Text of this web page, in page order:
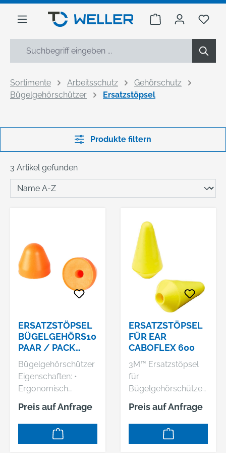
springen
Warenkorb Du
Sortimente Arbeitsschutz
Gehörschutz
Bügelgehörschützer
Ersatzstöpsel
Produkte filtern
3 Artikel gefunden
ERSATZSTÖPSEL
BÜGELGEHÖRS10
PAAR / PACK
GELB FORTIS
Bügelgehörschützer
Eigenschaften: •
Ergonomisch
geformt • Präzise
Einstellung der
Kopfweite
Dämmwerte: SNR =
Preis auf Anfrage
ERSATZSTÖPSEL
FÜR EAR
CABOFLEX 600
3M™ Ersatzstöpsel
für
Bügelgehörschützer
E-A-R™ Caboflex™
600 Eigenschaften: •
Einfach zu waschen
und zu reinigen •
Preis auf Anfrage